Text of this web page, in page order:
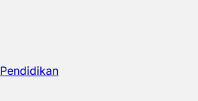
Pendidikan